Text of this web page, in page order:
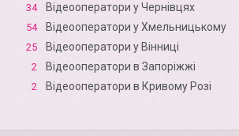
34 Відеооператори у Чернівцях
54 Відеооператори у Хмельницькому
25 Відеооператори у Вінниці
2 Відеооператори в Запоріжжі
2 Відеооператори в Кривому Розі